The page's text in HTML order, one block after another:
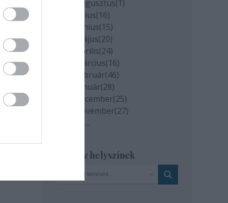
2020 augusztus(1)
2020 július(16)
2020 június(15)
2020 május(20)
2020 április(24)
2020 március(16)
2020 február(46)
2020 január(28)
2019 december(25)
2019 november(27)
...
Szinház helyszínek